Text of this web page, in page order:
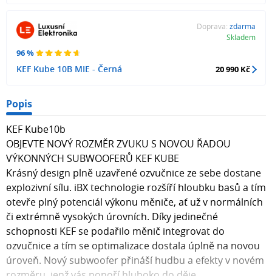
96 %
KEF Kube 10B MIE - Černá
Doprava: zdarma
Skladem
20 990 Kč
Popis
KEF Kube10b
OBJEVTE NOVÝ ROZMĚR ZVUKU S NOVOU ŘADOU
VÝKONNÝCH SUBWOOFERŮ KEF KUBE
Krásný design plně uzavřené ozvučnice ze sebe dostane
explozivní sílu. iBX technologie rozšíří hloubku basů a tím
otevře plný potenciál výkonu měniče, ať už v normálních
či extrémně vysokých úrovních. Díky jedinečné
schopnosti KEF se podařilo měnič integrovat do
ozvučnice a tím se optimalizace dostala úplně na novou
úroveň. Nový subwoofer přináší hudbu a efekty v novém